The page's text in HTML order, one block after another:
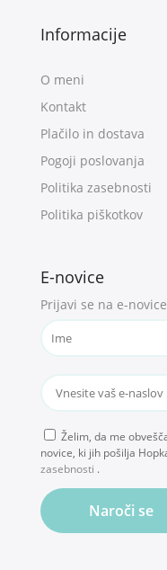
Informacije
O meni
Kontakt
Plačilo in dostava
Pogoji poslovanja
Politika zasebnosti
Politika piškotkov
E-novice
Prijavi se na e-
Želim, da me
novice, ki jih pošilja
zasebnosti .
Naroči se